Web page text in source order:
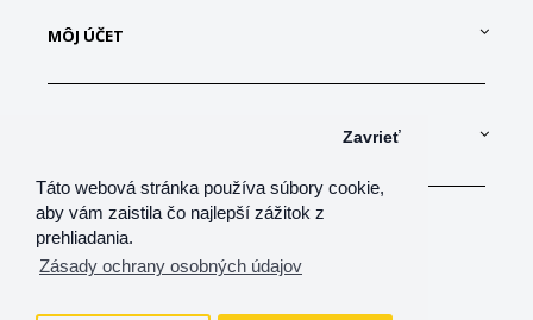
Táto webová stránka používa súbory cookie,
aby vám zaistila čo najlepší zážitok z
prehliadania.
Zásady ochrany osobných údajov
Zavrieť
MÔJ ÚČET